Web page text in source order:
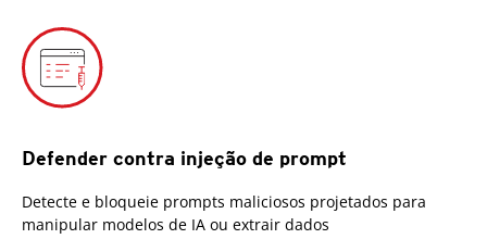
Defender contra injeção de prompt
Detecte e bloqueie prompts maliciosos projetados para
manipular modelos de IA ou extrair dados